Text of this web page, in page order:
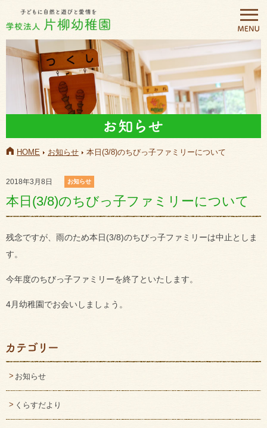
HOME お知らせ 本日(3/8)のちびっ子ファミリーについて
2018年3月8日 お知らせ
本日(3/8)のちびっ子ファミリーについて
残念ですが、雨のため本日(3/8)のちびっ子ファミリーは中止としま
す。
今年度のちびっ子ファミリーを終了といたします。
4月幼稚園でお会いしましょう。
お知らせ
くらすだより